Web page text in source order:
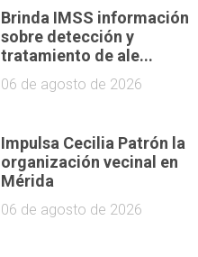
Brinda IMSS información
sobre detección y
tratamiento de ale...
06 de agosto de 2026
Impulsa Cecilia Patrón la
organización vecinal en
Mérida
06 de agosto de 2026